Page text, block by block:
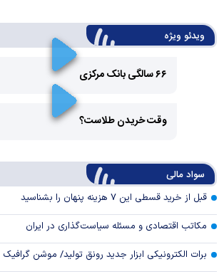
ویدئو ویژه
۶۶ سالگی بانک مرکزی
Video
وقت خریدن طلاست؟
سواد مالی
قبل از خرید قسطی این ۷ هزینه پنهان را بشناسید
مکاتب اقتصادی و مسئله سیاست‌گذاری در ایران
برات الکترونیکی ابزار جدید رونق تولید/ موشن گرافیک